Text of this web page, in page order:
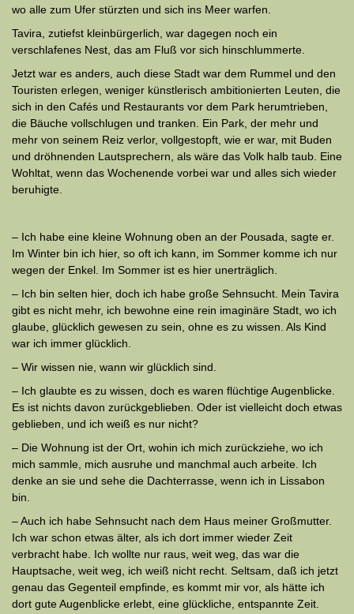
wo alle zum Ufer stürzten und sich ins Meer warfen.
Tavira, zutiefst kleinbürgerlich, war dagegen noch ein
verschlafenes Nest, das am Fluß vor sich hinschlummerte.
Jetzt war es anders, auch diese Stadt war dem Rummel und den
Touristen erlegen, weniger künstlerisch ambitionierten Leuten, die
sich in den Cafés und Restaurants vor dem Park herumtrieben,
die Bäuche voll­schlugen und tranken. Ein Park, der mehr und
mehr von seinem Reiz verlor, vollgestopft, wie er war, mit Buden
und dröhnenden Laut­sprechern, als wäre das Volk halb taub. Eine
Wohltat, wenn das Wo­chen­ende vorbei war und alles sich wieder
beruhigte.
– Ich habe eine kleine Wohnung oben an der Pousada, sagte er.
Im Winter bin ich hier, so oft ich kann, im Sommer komme ich nur
wegen der Enkel. Im Sommer ist es hier unerträglich.
– Ich bin selten hier, doch ich habe große Sehnsucht. Mein Tavira
gibt es nicht mehr, ich bewohne eine rein imaginäre Stadt, wo ich
glaube, glücklich gewesen zu sein, ohne es zu wissen. Als Kind
war ich immer glücklich.
– Wir wissen nie, wann wir glücklich sind.
– Ich glaubte es zu wissen, doch es waren flüchtige Augenblicke.
Es ist nichts davon zurückgeblieben. Oder ist vielleicht doch etwas
geblieben, und ich weiß es nur nicht?
– Die Wohnung ist der Ort, wohin ich mich zurückziehe, wo ich
mich sammle, mich ausruhe und manchmal auch arbeite. Ich
denke an sie und sehe die Dachterrasse, wenn ich in Lissabon
bin.
– Auch ich habe Sehnsucht nach dem Haus meiner Großmutter.
Ich war schon etwas älter, als ich dort immer wieder Zeit
verbracht habe. Ich wollte nur raus, weit weg, das war die
Hauptsache, weit weg, ich weiß nicht recht. Seltsam, daß ich jetzt
genau das Gegenteil empfinde, es kommt mir vor, als hätte ich
dort gute Augenblicke erlebt, eine glückliche, entspannte Zeit.